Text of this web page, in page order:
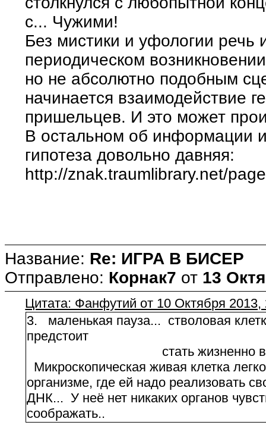
с... Чужими!
Без мистики и уфологии речь
периодическом
но не абсолютно подобным
начинается взаимодействие
пришельцев. И это может
В остальном об информации
гипотеза довольно давняя:
http://znak.traumlibrary.net/
Название: Re: ИГРА В БИСЕР
Отправлено: Корнак7 от 13
Цитата: Фанфутий от 10 Октября 2013,
3. маленькая пауза... стволовая
предстоит
стать жизненно
Микроскопическая живая клетка
организме, где ей надо реализовать
ДНК... У неё нет никаких органов
соображать..